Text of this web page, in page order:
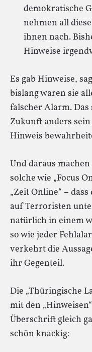
demokratische
nehmen all
ihnen nach.
Hinweise
Es gab Hinweise,
bislang waren sie
falscher Alarm. Das
Zukunft anders
Hinweis
Und daraus
solche wie „Focus
„Zeit Online“ –
auf Terroristen
natürlich in einem
so wie jeder
verkehrt die
ihr Gegenteil.
Die „Thüringische
mit den
Überschrift gleich
schön knackig: